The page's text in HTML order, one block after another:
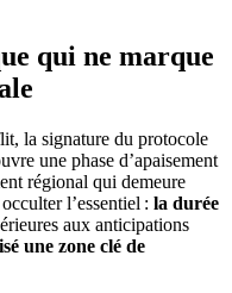
qui ne marque
la signature du protocole
une phase d’apaisement
régional qui demeure
l’essentiel : la durée
aux anticipations
une zone clé de